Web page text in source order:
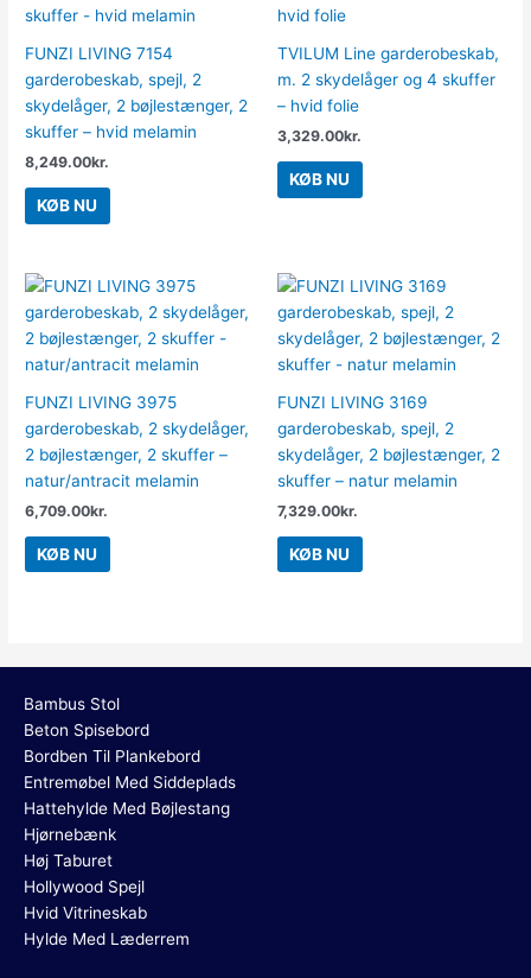
FUNZI LIVING 7154
garderobeskab, spejl, 2
skydelåger, 2 bøjlestænger, 2
skuffer – hvid melamin
8,249.00kr.
KØB NU
TVILUM Line garderobeskab,
m. 2 skydelåger og 4 skuffer
– hvid folie
3,329.00kr.
KØB NU
FUNZI LIVING 3975
garderobeskab, 2 skydelåger,
2 bøjlestænger, 2 skuffer –
natur/antracit melamin
6,709.00kr.
KØB NU
FUNZI LIVING 3169
garderobeskab, spejl, 2
skydelåger, 2 bøjlestænger, 2
skuffer – natur melamin
7,329.00kr.
KØB NU
Bambus Stol
Beton Spisebord
Bordben Til Plankebord
Entremøbel Med Siddeplads
Hattehylde Med Bøjlestang
Hjørnebænk
Høj Taburet
Hollywood Spejl
Hvid Vitrineskab
Hylde Med Læderrem